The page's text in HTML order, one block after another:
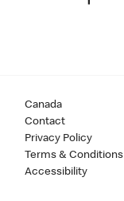
Canada
Contact
Privacy Policy
Terms & Conditions
Accessibility